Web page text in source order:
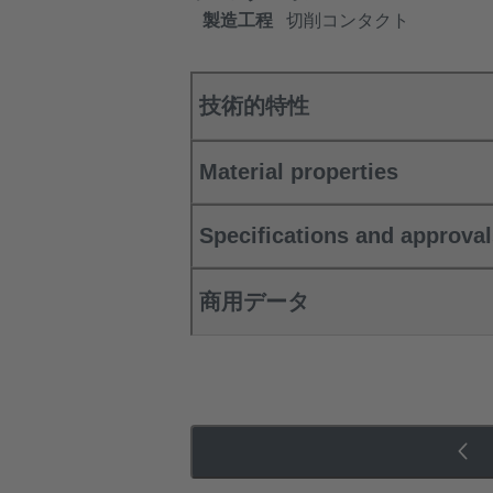
製造工程
切削コンタクト
技術的特性
Material properties
Specifications and
商用データ